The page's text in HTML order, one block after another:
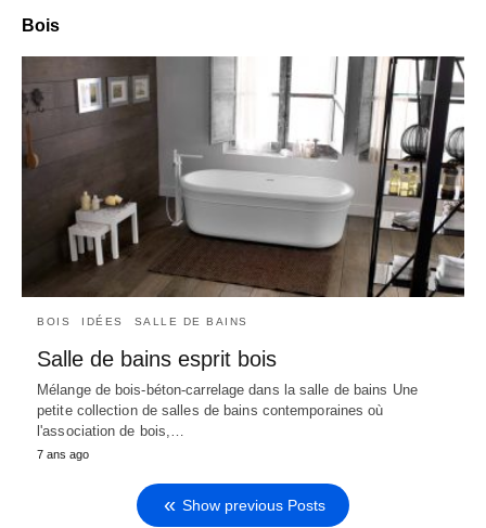
Bois
BOIS IDÉES SALLE DE BAINS
Salle de bains esprit bois
Mélange de bois-béton-carrelage dans la salle de bains Une
petite collection de salles de bains contemporaines où
l'association de bois,…
7 ans ago
Show previous Posts